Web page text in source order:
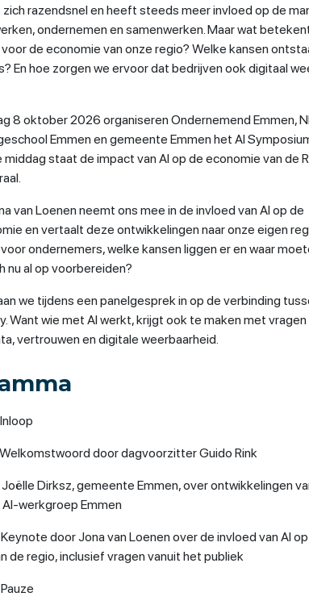
razendsnel en heeft steeds meer invloed op de
ondernemen en samenwerken. Maar wat
de economie van onze regio? Welke kansen
En hoe zorgen we ervoor dat bedrijven ook digitaal
8 oktober 2026 organiseren Ondernemend Emmen,
Emmen en gemeente Emmen het AI
staat de impact van AI op de economie van de
van Loenen neemt ons mee in de invloed van AI op de
en vertaalt deze ontwikkelingen naar onze eigen
ondernemers, welke kansen liggen er en waar
nu al op voorbereiden?
we tijdens een panelgesprek in op de verbinding
Want wie met AI werkt, krijgt ook te maken met
vertrouwen en digitale weerbaarheid.
door dagvoorzitter Guido Rink
Dirksz, gemeente Emmen, over ontwikkelingen
werkgroep Emmen
door Jona van Loenen over de invloed van AI
de regio, inclusief vragen vanuit het publiek